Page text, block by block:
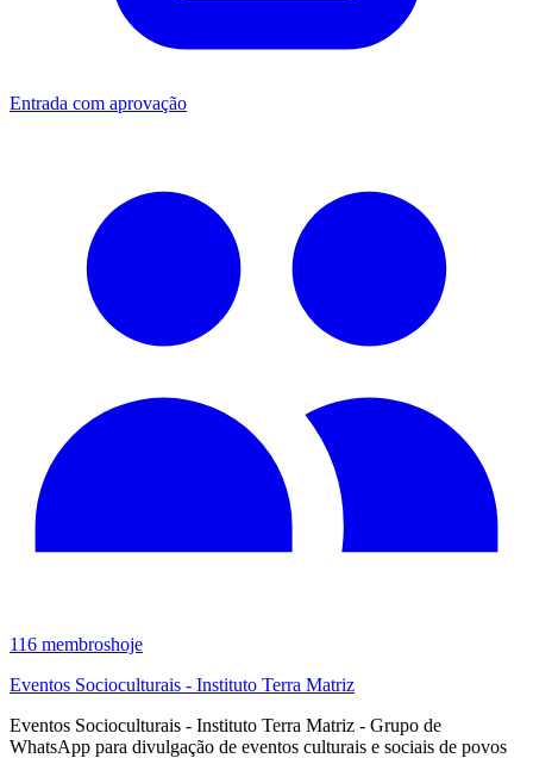
Entrada com aprovação
116 membroshoje
Eventos Socioculturais - Instituto Terra Matriz
Eventos Socioculturais - Instituto Terra Matriz - Grupo de
WhatsApp para divulgação de eventos culturais e sociais de povos